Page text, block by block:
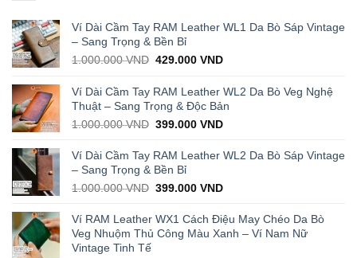
Ví Dài Cầm Tay RAM Leather WL1 Da Bò Sáp Vintage
– Sang Trọng & Bền Bỉ
1.000.000VND Original
was:
1.000.000 VND.
429.000VNDCurrent
is:
429.000 VND.
Ví Dài Cầm Tay RAM Leather WL2 Da Bò Veg Nghệ
Thuật – Sang Trọng & Độc Bản
1.000.000VND Original
was:
1.000.000 VND.
399.000VNDCurrent
is:
Ví Dài Cầm Tay RAM Leather WL2 Da Bò Sáp Vintage
– Sang Trọng & Bền Bỉ
1.000.000VND Original
was:
1.000.000 VND.
399.000VNDCurrent
is:
399.000 VND.
Ví RAM Leather WX1 Cách Điệu May Chéo Da Bò
Veg Nhuộm Thủ Công Màu Xanh – Ví Nam Nữ
Vintage Tinh Tế